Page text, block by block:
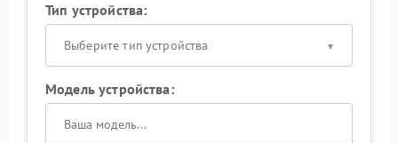
Тип устройства:
Выберите тип устройства
Модель устройства: